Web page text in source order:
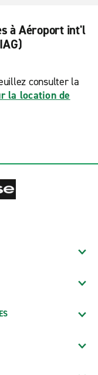
à Aéroport int'l
consulter la
la location de